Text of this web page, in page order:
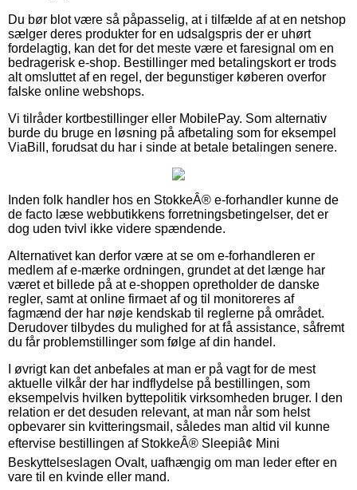
Du bør blot være så påpasselig, at i tilfælde af at en netshop
sælger deres produkter for en udsalgspris der er uhørt
fordelagtig, kan det for det meste være et faresignal om en
bedragerisk e-shop. Bestillinger med betalingskort er trods
alt omsluttet af en regel, der begunstiger køberen overfor
falske online webshops.
Vi tilråder kortbestillinger eller MobilePay. Som alternativ
burde du bruge en løsning på afbetaling som for eksempel
ViaBill, forudsat du har i sinde at betale betalingen senere.
Inden folk handler hos en StokkeÂ® e-forhandler kunne de
de facto læse webbutikkens forretningsbetingelser, det er
dog uden tvivl ikke videre spændende.
Alternativet kan derfor være at se om e-forhandleren er
medlem af e-mærke ordningen, grundet at det længe har
været et billede på at e-shoppen opretholder de danske
regler, samt at online firmaet af og til monitoreres af
fagmænd der har nøje kendskab til reglerne på området.
Derudover tilbydes du mulighed for at få assistance, såfremt
du får problemstillinger som følge af din handel.
I øvrigt kan det anbefales at man er på vagt for de mest
aktuelle vilkår der har indflydelse på bestillingen, som
eksempelvis hvilken byttepolitik virksomheden bruger. I den
relation er det desuden relevant, at man når som helst
opbevarer sin kvitteringsmail, således man altid vil kunne
eftervise bestillingen af StokkeÂ® Sleepiâ¢ Mini
Beskyttelseslagen Ovalt, uafhængig om man leder efter en
vare til en kvinde eller mand.